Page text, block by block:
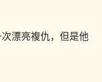
漂亮複仇，但是他